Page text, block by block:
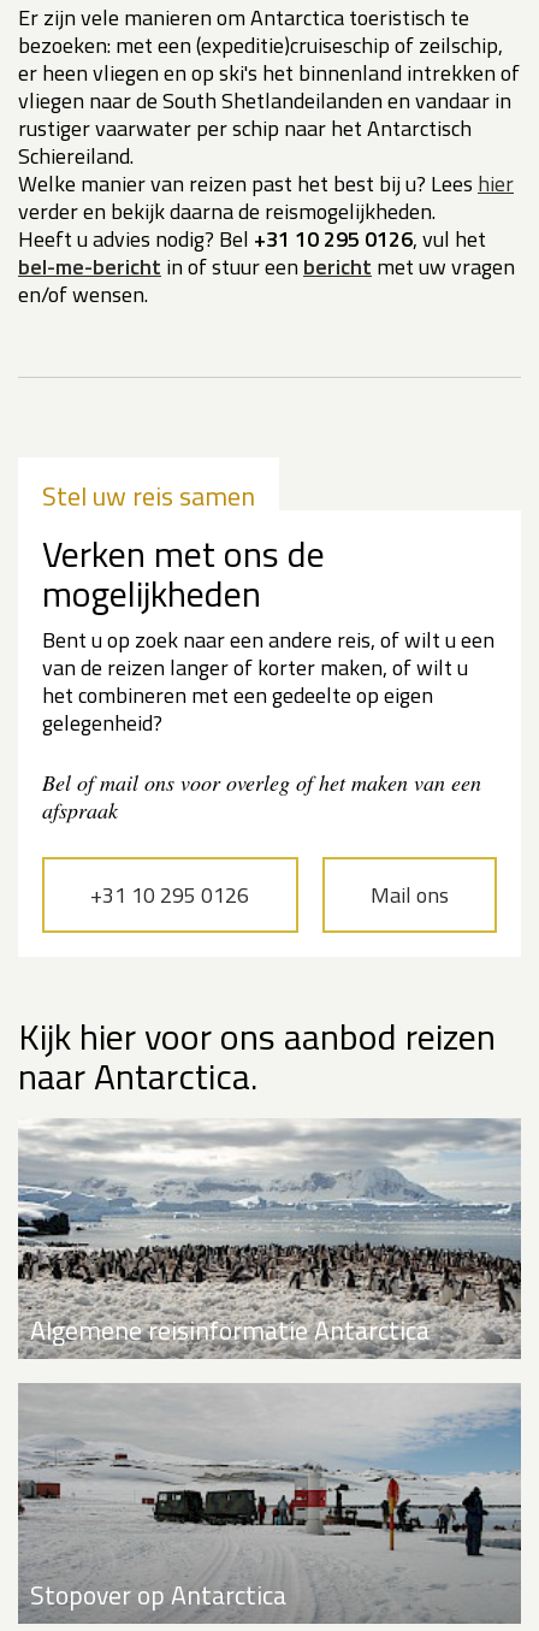
Er zijn vele manieren om Antarctica toeristisch te
bezoeken: met een (expeditie)cruiseschip of zeilschip,
er heen vliegen en op ski's het binnenland intrekken of
vliegen naar de South Shetlandeilanden en vandaar in
rustiger vaarwater per schip naar het Antarctisch
Schiereiland.
Welke manier van reizen past het best bij u? Leeshier
verder en bekijk daarna de reismogelijkheden.
Heeft u advies nodig? Bel +31 10 295 0126, vul het
bel-me-berichtin of stuur eenberichtmet uw vragen
en/of wensen.
Stel uw reis samen
Verken met ons de
mogelijkheden
Bent u op zoek naar een andere reis, of wilt u een
van de reizen langer of korter maken, of wilt u
het combineren met een gedeelte op eigen
gelegenheid?
Bel of mail ons voor overleg of het maken van een
afspraak
+31 10 295 0126 Mail ons
Kijk hier voor ons aanbod reizen
naar Antarctica.
Algemene reisinformatie Antarctica
Stopover op Antarctica